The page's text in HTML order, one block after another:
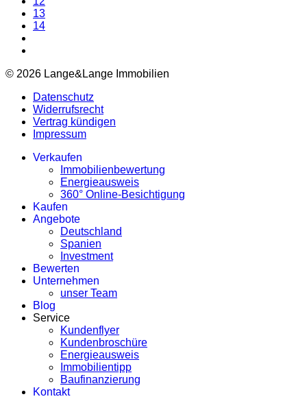
13
14
© 2026 Lange&Lange Immobilien
Datenschutz
Widerrufsrecht
Vertrag kündigen
Impressum
Verkaufen
Immobilienbewertung
Energieausweis
360° Online-Besichtigung
Kaufen
Angebote
Deutschland
Spanien
Investment
Bewerten
Unternehmen
unser Team
Blog
Service
Kundenflyer
Kundenbroschüre
Energieausweis
Immobilientipp
Baufinanzierung
Kontakt